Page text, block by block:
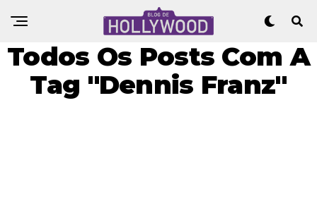
Todos Os Posts Com A
Tag "Dennis Franz"